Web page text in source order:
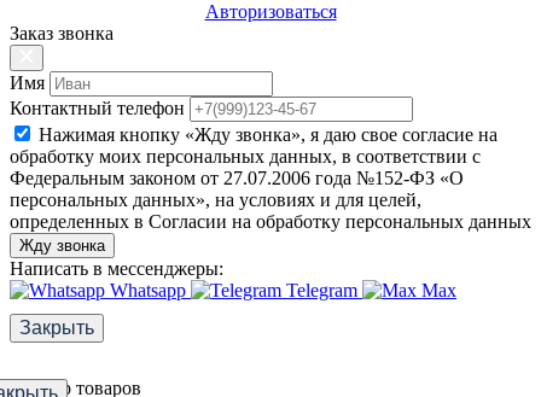
Авторизоваться
Заказ звонка
Имя
Контактный телефон
Нажимая кнопку «Жду звонка», я даю свое согласие на
обработку моих персональных данных, в соответствии с
Федеральным законом от 27.07.2006 года №152-ФЗ «О
персональных данных», на условиях и для целей,
определенных в Согласии на обработку персональных данных
Жду звонка
Написать в мессенджеры:
Whatsapp
Telegram
Max
Закрыть
Фильтр товаров